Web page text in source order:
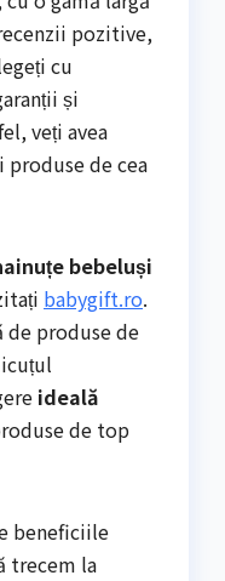
pozitive,
cu
și
veți avea
de cea
bebeluși
babygift.ro.
de produse de
ideală
de top
beneficiile
trecem la